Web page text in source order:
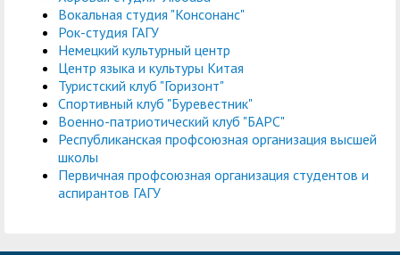
Вокальная студия "Консонанс"
Рок-студия ГАГУ
Немецкий культурный центр
Центр языка и культуры Китая
Туристский клуб "Горизонт"
Спортивный клуб "Буревестник"
Военно-патриотический клуб "БАРС"
Республиканская профсоюзная организация высшей
школы
Первичная профсоюзная организация студентов и
аспирантов ГАГУ